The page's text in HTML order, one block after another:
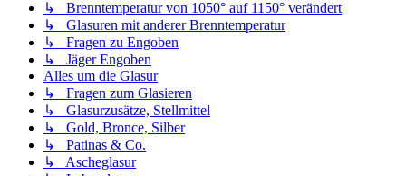
↳ Brenntemperatur von 1050° auf 1150° verändert
↳ Glasuren mit anderer Brenntemperatur
↳ Fragen zu Engoben
↳ Jäger Engoben
Alles um die Glasur
↳ Fragen zum Glasieren
↳ Glasurzusätze, Stellmittel
↳ Gold, Bronce, Silber
↳ Patinas & Co.
↳ Ascheglasur